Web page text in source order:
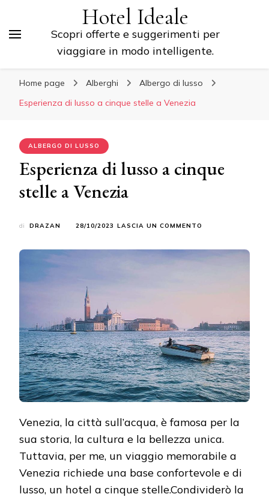
Hotel Ideale
Scopri offerte e suggerimenti per
viaggiare in modo intelligente.
Home page Alberghi
Albergo di lusso
Esperienza di lusso a cinque stelle a Venezia
ALBERGO DI LUSSO
Esperienza di lusso a cinque
stelle a Venezia
di DRAZAN 28/10/2023 LASCIA UN COMMENTO
LUSSO
Venezia, la città sull’acqua, è famosa per la
sua storia, la cultura e la bellezza unica.
Tuttavia, per me, un viaggio memorabile a
Venezia richiede una base confortevole e di
lusso, un hotel a cinque stelle.Condividerò la